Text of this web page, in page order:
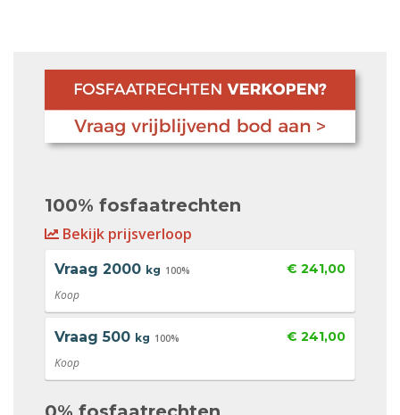
100% fosfaatrechten
Bekijk prijsverloop
Vraag 2000 kg 100% € 241,00
Koop
Vraag 500 kg 100% € 241,00
Koop